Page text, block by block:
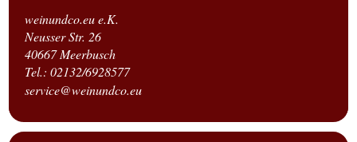
weinundco.eu e.K.
Neusser Str. 26
40667 Meerbusch
Tel.: 02132/6928577
service@weinundco.eu